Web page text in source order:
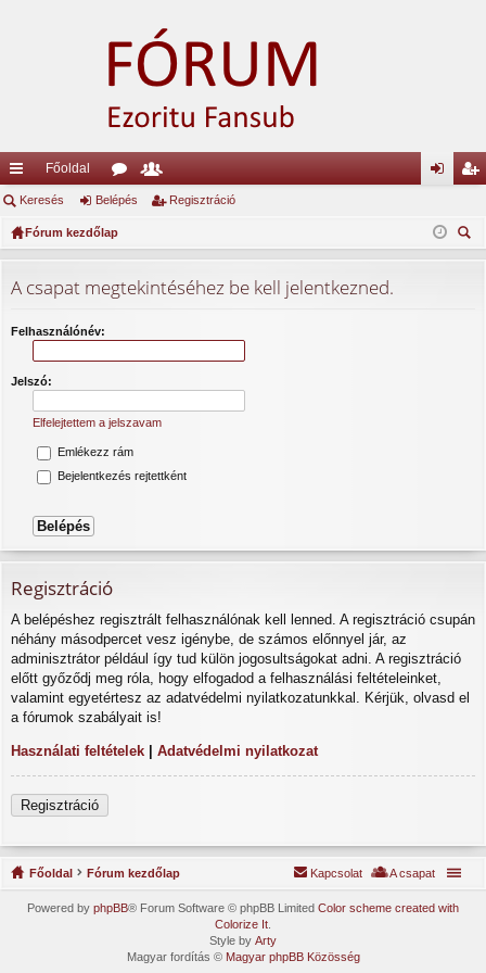
yo
rs
ke
k
Főoldal
ór
u
ok
ag
ép is
Keresés Belépés Regisztráció
Fórum kezdőlap
A csapat megtekintéséhez be kell jelentkezned.
Felhasználónév:
Jelszó:
Elfelejtettem a jelszavam
Emlékezz rám
Bejelentkezés rejtettként
Regisztráció
A belépéshez regisztrált felhasználónak kell lenned. A regisztráció csupán
néhány másodpercet vesz igénybe, de számos előnnyel jár, az
adminisztrátor például így tud külön jogosultságokat adni. A regisztráció
előtt győződj meg róla, hogy elfogadod a felhasználási feltételeinket,
valamint egyetértesz az adatvédelmi nyilatkozatunkkal. Kérjük, olvasd el
a fórumok szabályait is!
Használati feltételek | Adatvédelmi nyilatkozat
Regisztráció
Főoldal Fórum kezdőlap A csapat
Kapcsolat
Powered by phpBB® Forum Software © phpBB Limited Color scheme created with
Colorize It
Style by Arty
Magyar fordítás © Magyar phpBB Közösség